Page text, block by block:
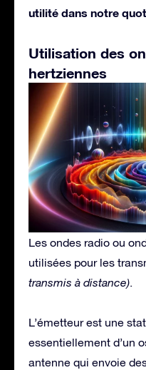
utilité dans notre
Utilisation des
hertziennes
Les ondes radio ou
utilisées pour les
transmis à distance).
L’émetteur est une
essentiellement d’un
antenne qui envoie